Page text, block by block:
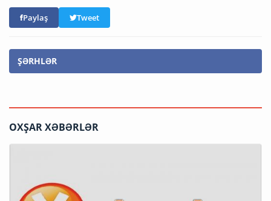
Paylaş Tweet
ŞƏRHLƏR
OXŞAR XƏBƏRLƏR